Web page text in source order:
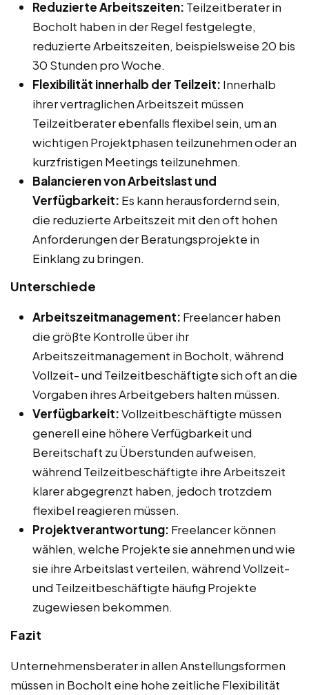
Reduzierte Arbeitszeiten: Teilzeitberater in
Bocholt haben in der Regel festgelegte,
reduzierte Arbeitszeiten, beispielsweise 20 bis
30 Stunden pro Woche.
Flexibilität innerhalb der Teilzeit: Innerhalb
ihrer vertraglichen Arbeitszeit müssen
Teilzeitberater ebenfalls flexibel sein, um an
wichtigen Projektphasen teilzunehmen oder an
kurzfristigen Meetings teilzunehmen.
Balancieren von Arbeitslast und
Verfügbarkeit: Es kann herausfordernd sein,
die reduzierte Arbeitszeit mit den oft hohen
Anforderungen der Beratungsprojekte in
Einklang zu bringen.
Unterschiede
Arbeitszeitmanagement: Freelancer haben
die größte Kontrolle über ihr
Arbeitszeitmanagement in Bocholt, während
Vollzeit- und Teilzeitbeschäftigte sich oft an die
Vorgaben ihres Arbeitgebers halten müssen.
Verfügbarkeit:Vollzeitbeschäftigte müssen
generell eine höhere Verfügbarkeit und
Bereitschaft zu Überstunden aufweisen,
während Teilzeitbeschäftigte ihre Arbeitszeit
klarer abgegrenzt haben, jedoch trotzdem
flexibel reagieren müssen.
Projektverantwortung: Freelancer können
wählen, welche Projekte sie annehmen und wie
sie ihre Arbeitslast verteilen, während Vollzeit-
und Teilzeitbeschäftigte häufig Projekte
zugewiesen bekommen.
Fazit
Unternehmensberater in allen Anstellungsformen
müssen in Bocholt eine hohe zeitliche Flexibilität